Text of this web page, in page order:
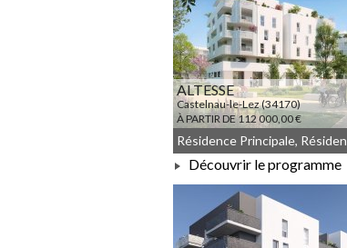
ALTESSE
Castelnau-le-Lez (34170)
À PARTIR DE 112 000,00 €
À PARTIR DE 112 000,00 €
Découvrir le programme